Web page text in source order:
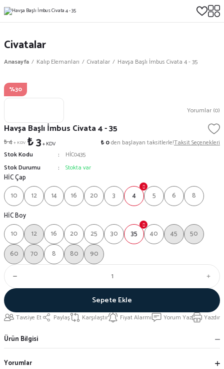
Civatalar
Anasayfa Kalıp Elemanları Civatalar Havşa Başlı İmbus Civata 4 - 35
%30
Yorumlar (0)
Havşa Başlı İmbus Civata 4 - 35
₺ 4+ KDV ₺ 3+ KDV ₺ 0den başlayan taksitlerle!Taksit Seçenekleri
Stok Kodu
HİC0435
Stok Durumu
Stokta var
HİC Çap
10
12 14 16 20 3 4 5 6
8
HİC Boy
10
12 16 20 25 30 35 40 45
50
60
70 8 80 90
Sepete Ekle
Tavsiye Et Paylaş Karşılaştır Fiyat Alarmı Yorum Yaz Yazdır
Ürün Bilgisi
Yorumlar